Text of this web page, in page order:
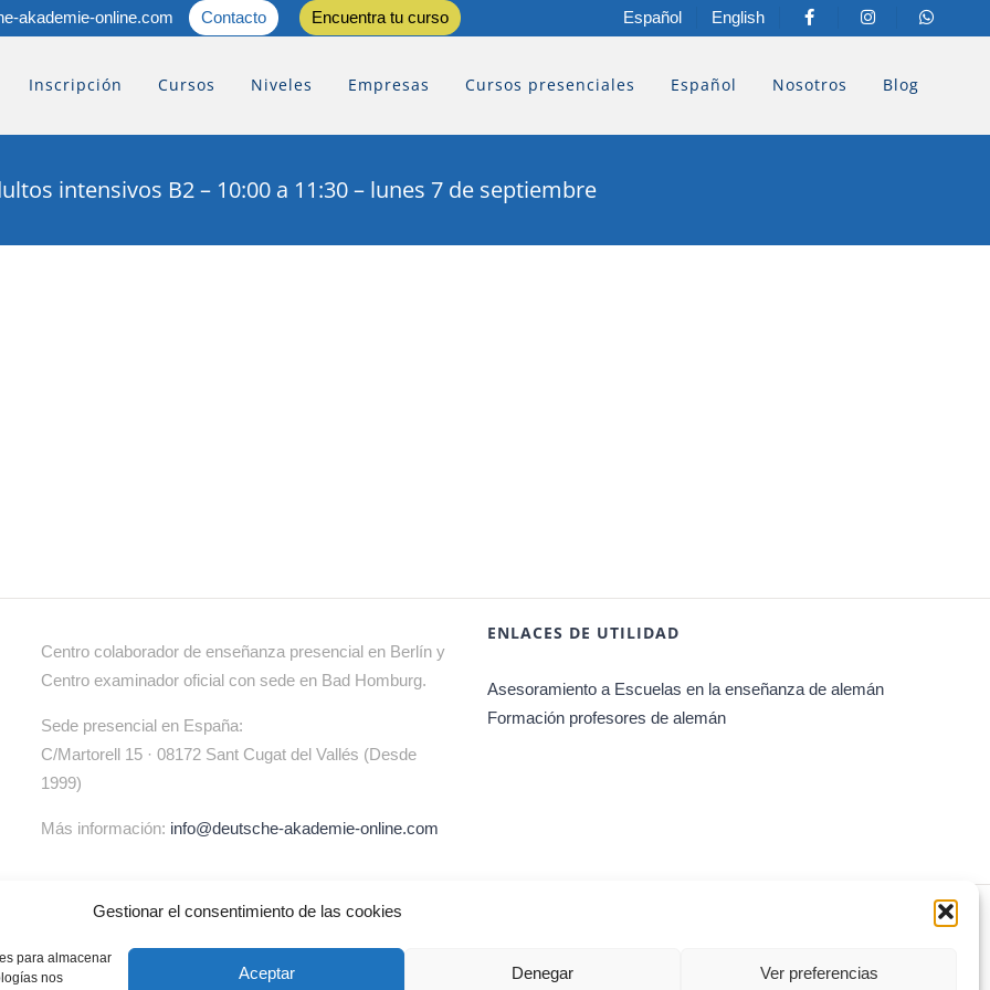
Gestionar el consentimiento de las cookies
para almacenar
nos
Aceptar Denegar Ver preferencias
akademie-online.com Contacto Encuentra tu curso Español English
Inscripción Cursos Niveles Empresas Cursos presenciales Español Nosotros Blog
intensivos B2 – 10:00 a 11:30 – lunes 7 de septiembre
Centro colaborador de enseñanza presencial en Berlín y
Centro examinador oficial con sede en Bad Homburg.
Sede presencial en España:
C/Martorell 15 · 08172 Sant Cugat del Vallés (Desde
1999)
Más información: info@deutsche-akademie-online.com
ENLACES DE UTILIDAD
Asesoramiento a Escuelas en la enseñanza de alemán
Formación profesores de alemán